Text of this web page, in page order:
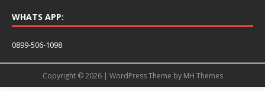
WHATS APP:
0899-506-1098
Copyright © 2026 | WordPress Theme by MH Themes